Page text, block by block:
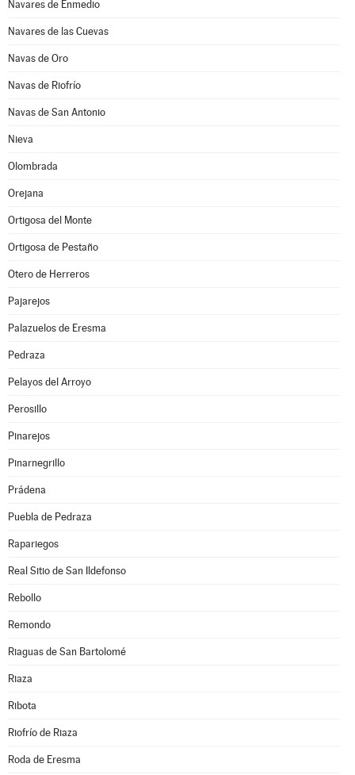
Navares de Enmedio
Navares de las Cuevas
Navas de Oro
Navas de Riofrío
Navas de San Antonio
Nieva
Olombrada
Orejana
Ortigosa del Monte
Ortigosa de Pestaño
Otero de Herreros
Pajarejos
Palazuelos de Eresma
Pedraza
Pelayos del Arroyo
Perosillo
Pinarejos
Pinarnegrillo
Prádena
Puebla de Pedraza
Rapariegos
Real Sitio de San Ildefonso
Rebollo
Remondo
Riaguas de San Bartolomé
Riaza
Ribota
Riofrío de Riaza
Roda de Eresma